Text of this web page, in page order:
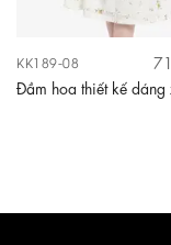
KK189-08
Đầm hoa thiết kế dáng